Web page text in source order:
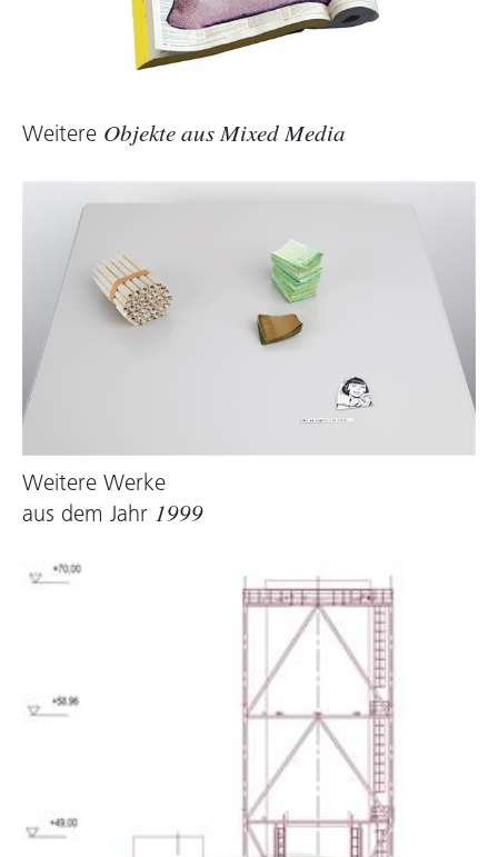
Wolfgang Kos, 2005
Weitere Objekte aus Mixed Media
Weitere Werke
aus dem Jahr 1999